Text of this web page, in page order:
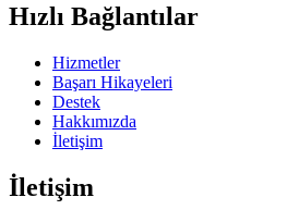
Hızlı Bağlantılar
Hizmetler
Başarı Hikayeleri
Destek
Hakkımızda
İletişim
İletişim